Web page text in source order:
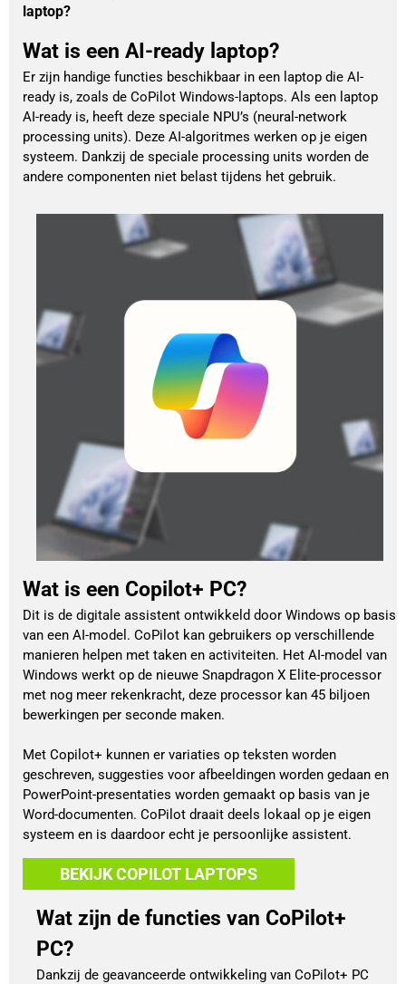
laptop?
Wat is een AI-ready laptop?
Er zijn handige functies beschikbaar in een laptop die AI-
ready is, zoals de CoPilot Windows-laptops. Als een laptop
AI-ready is, heeft deze speciale NPU’s (neural-network
processing units). Deze AI-algoritmes werken op je eigen
systeem. Dankzij de speciale processing units worden de
andere componenten niet belast tijdens het gebruik.
Wat is een Copilot+ PC?
Dit is de digitale assistent ontwikkeld door Windows op basis
van een AI-model. CoPilot kan gebruikers op verschillende
manieren helpen met taken en activiteiten. Het AI-model van
Windows werkt op de nieuwe Snapdragon X Elite-processor
met nog meer rekenkracht, deze processor kan 45 biljoen
bewerkingen per seconde maken.
Met Copilot+ kunnen er variaties op teksten worden
geschreven, suggesties voor afbeeldingen worden gedaan en
PowerPoint-presentaties worden gemaakt op basis van je
Word-documenten. CoPilot draait deels lokaal op je eigen
systeem en is daardoor echt je persoonlijke assistent.
BEKIJK COPILOT LAPTOPS
Wat zijn de functies van CoPilot+
PC?
Dankzij de geavanceerde ontwikkeling van CoPilot+ PC